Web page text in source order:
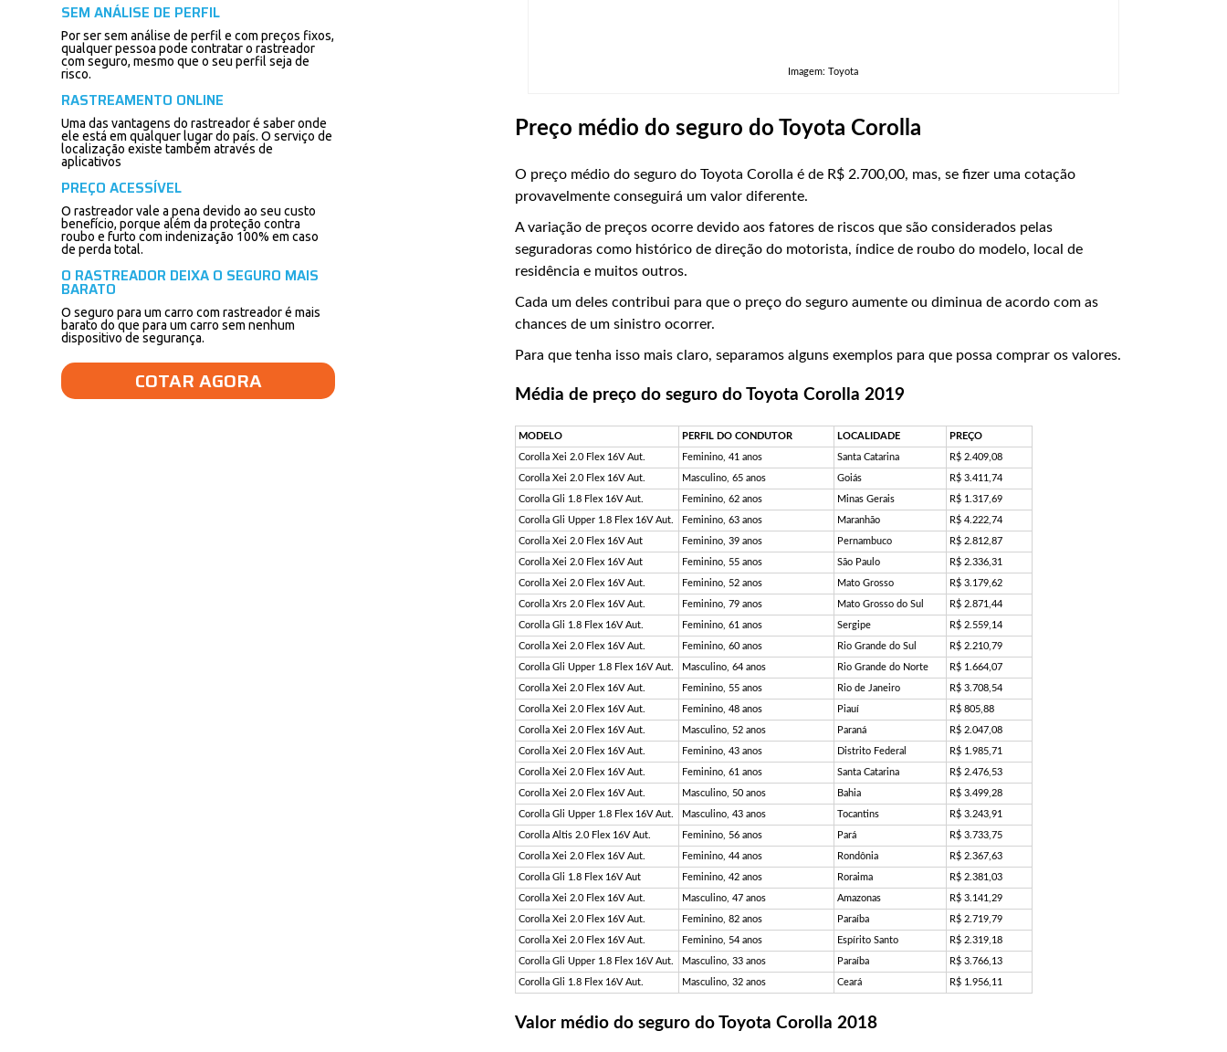
Imagem: Toyota
Preço médio do seguro do Toyota Corolla
O preço médio do seguro do Toyota Corolla é de R$ 2.700,00, mas, se fizer uma cotação
provavelmente conseguirá um valor diferente.
A variação de preços ocorre devido aos fatores de riscos que são considerados pelas
seguradoras como histórico de direção do motorista, índice de roubo do modelo, local de
residência e muitos outros.
Cada um deles contribui para que o preço do seguro aumente ou diminua de acordo com as
chances de um sinistro ocorrer.
Para que tenha isso mais claro, separamos alguns exemplos para que possa comprar os valores.
Média de preço do seguro do Toyota Corolla 2019
MODELO PERFIL DO CONDUTOR LOCALIDADE PREÇO
Corolla Xei 2.0 Flex 16V Aut. Feminino, 41 anos Santa Catarina R$ 2.409,08
Corolla Xei 2.0 Flex 16V Aut. Masculino, 65 anos Goiás R$ 3.411,74
Corolla Gli 1.8 Flex 16V Aut. Feminino, 62 anos Minas Gerais R$ 1.317,69
Corolla Gli Upper 1.8 Flex 16V Aut. Feminino, 63 anos Maranhão R$ 4.222,74
Corolla Xei 2.0 Flex 16V Aut Feminino, 39 anos Pernambuco R$ 2.812,87
Corolla Xei 2.0 Flex 16V Aut Feminino, 55 anos São Paulo R$ 2.336,31
Corolla Xei 2.0 Flex 16V Aut. Feminino, 52 anos Mato Grosso R$ 3.179,62
Corolla Xrs 2.0 Flex 16V Aut. Feminino, 79 anos Mato Grosso do Sul R$ 2.871,44
Corolla Gli 1.8 Flex 16V Aut. Feminino, 61 anos Sergipe R$ 2.559,14
Corolla Xei 2.0 Flex 16V Aut. Feminino, 60 anos Rio Grande do Sul R$ 2.210,79
Corolla Gli Upper 1.8 Flex 16V Aut. Masculino, 64 anos Rio Grande do Norte R$ 1.664,07
Corolla Xei 2.0 Flex 16V Aut. Feminino, 55 anos Rio de Janeiro R$ 3.708,54
Corolla Xei 2.0 Flex 16V Aut. Feminino, 48 anos Piauí R$ 805,88
Corolla Xei 2.0 Flex 16V Aut. Masculino, 52 anos Paraná R$ 2.047,08
Corolla Xei 2.0 Flex 16V Aut. Feminino, 43 anos Distrito Federal R$ 1.985,71
Corolla Xei 2.0 Flex 16V Aut. Feminino, 61 anos Santa Catarina R$ 2.476,53
Corolla Xei 2.0 Flex 16V Aut. Masculino, 50 anos Bahia R$ 3.499,28
Corolla Gli Upper 1.8 Flex 16V Aut. Masculino, 43 anos Tocantins R$ 3.243,91
Corolla Altis 2.0 Flex 16V Aut. Feminino, 56 anos Pará R$ 3.733,75
Corolla Xei 2.0 Flex 16V Aut. Feminino, 44 anos Rondônia R$ 2.367,63
Corolla Gli 1.8 Flex 16V Aut Feminino, 42 anos Roraima R$ 2.381,03
Corolla Xei 2.0 Flex 16V Aut. Masculino, 47 anos Amazonas R$ 3.141,29
Corolla Xei 2.0 Flex 16V Aut. Feminino, 82 anos Paraíba R$ 2.719,79
Corolla Xei 2.0 Flex 16V Aut. Feminino, 54 anos Espírito Santo R$ 2.319,18
Corolla Gli Upper 1.8 Flex 16V Aut. Masculino, 33 anos Paraíba R$ 3.766,13
Corolla Gli 1.8 Flex 16V Aut. Masculino, 32 anos Ceará R$ 1.956,11
Valor médio do seguro do Toyota Corolla 2018
SEM ANÁLISE DE PERFIL
Por ser sem análise de perfil e com preços fixos,
qualquer pessoa pode contratar o rastreador
com seguro, mesmo que o seu perfil seja de
risco.
RASTREAMENTO ONLINE
Uma das vantagens do rastreador é saber onde
ele está em qualquer lugar do país. O serviço de
localização existe também através de
aplicativos
PREÇO ACESSÍVEL
O rastreador vale a pena devido ao seu custo
benefício, porque além da proteção contra
roubo e furto com indenização 100% em caso
de perda total.
O RASTREADOR DEIXA O SEGURO MAIS
BARATO
O seguro para um carro com rastreador é mais
barato do que para um carro sem nenhum
dispositivo de segurança.
COTAR AGORA